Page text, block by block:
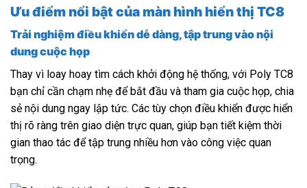
Ưu điểm nổi bật của màn hình hiển thị TC8
Trải nghiệm điều khiển dễ dàng, tập trung vào nội
dung cuộc họp
Thay vì loay hoay tìm cách khởi động hệ thống, với Poly TC8
bạn chỉ cần chạm nhẹ để bắt đầu và tham gia cuộc họp, chia
sẻ nội dung ngay lập tức. Các tùy chọn điều khiển được hiển
thị rõ ràng trên giao diện trực quan, giúp bạn tiết kiệm thời
gian thao tác để tập trung nhiều hơn vào công việc quan
trọng.